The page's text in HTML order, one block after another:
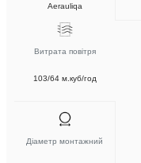
Aerauliqa
Витрата повітря
103/64 м.куб/год
Діаметр монтажний